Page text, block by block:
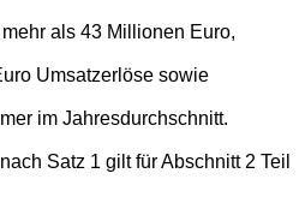
als 43 Millionen Euro,
Umsatzerlöse sowie
im Jahresdurchschnitt.
Satz 1 gilt für Abschnitt 2 Teil